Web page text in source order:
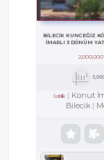
BILECIK KUNCEĞIZ
IMARLI 3 DÖNÜM
2,000,000
Satılık
Konut
Bilecik